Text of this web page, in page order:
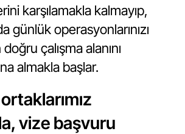
karşılamakla kalmayıp,
günlük operasyonlarınızı
çalışma alanını
almakla başlar.
vize başvuru